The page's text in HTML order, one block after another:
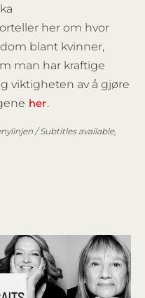
her om hvor
blant kvinner,
man har kraftige
viktigheten av å gjøre
her.
/ Subtitles available,